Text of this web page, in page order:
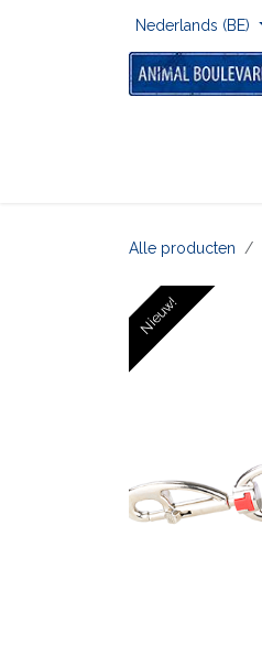
Nederlands (BE)
Alle producten
Nieuw!